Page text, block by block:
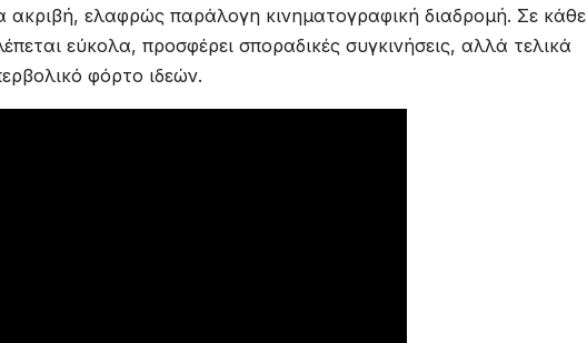
ακριβή, ελαφρώς παράλογη κινηματογραφική διαδρομή. Σε κάθε
εύκολα, προσφέρει σποραδικές συγκινήσεις, αλλά τελικά
φόρτο ιδεών.